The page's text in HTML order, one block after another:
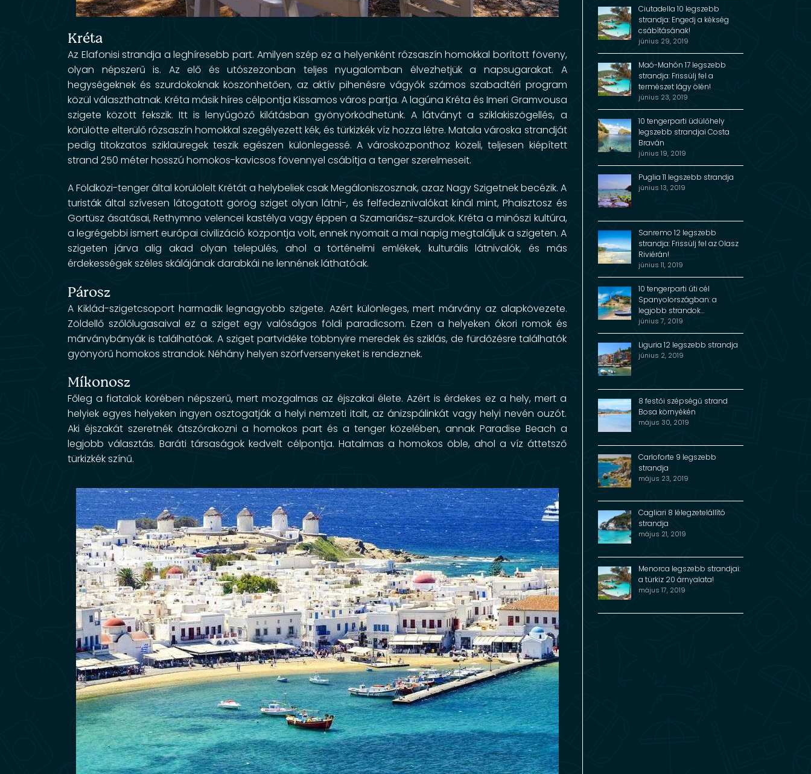
Kréta
Az Elafonisi strandja a leghíresebb part. Amilyen szép ez a helyenként rózsaszín homokkal borított föveny,
olyan népszerű is. Az elő és utószezonban teljes nyugalomban élvezhetjük a napsugarakat. A
hegységeknek és szurdokoknak köszönhetően, az aktív pihenésre vágyók számos szabadtéri program
közül választhatnak. Kréta másik híres célpontjaKissamos város partja. A lagúna Kréta és Imeri Gramvousa
szigete között fekszik. Itt is lenyűgöző kilátásban gyönyörködhetünk. A látványt a sziklakiszögellés, a
körülötte elterülő rózsaszín homokkal szegélyezett kék, és türkizkék víz hozza létre.Matala városka strandját
pedig titokzatos sziklaüregek teszik egészen különlegessé. A városközponthoz közeli, teljesen kiépített
strand 250 méter hosszú homokos-kavicsos fövennyel csábítja a tenger szerelmeseit.
A Földközi-tenger által körülölelt Krétát a helybeliek csak Megáloniszosznak, azaz Nagy Szigetnek becézik. A
turisták által szívesen látogatott görög sziget olyan látni-, és felfedeznivalókat kínál mint, Phaisztosz és
Gortüsz ásatásai, Rethymno velencei kastélya vagy éppen a Szamariász-szurdok. Kréta a minószi kultúra,
a legrégebbi ismert európai civilizáció központja volt, ennek nyomait a mai napig megtaláljuk a szigeten. A
szigeten járva alig akad olyan település, ahol a történelmi emlékek, kulturális látnivalók, és más
érdekességek széles skálájának darabkái ne lennének láthatóak.
Párosz
A Kiklád-szigetcsoport harmadik legnagyobb szigete. Azért különleges, mert márvány az alapkövezete.
Zöldellő szőlőlugasaival ez a sziget egy valóságos földi paradicsom. Ezen a helyeken ókori romok és
márványbányák is találhatóak. A sziget partvidéke többnyire meredek és sziklás, de fürdőzésre találhatók
gyönyörű homokos strandok. Néhány helyen szörfversenyeket is rendeznek.
Míkonosz
Főleg a fiatalok körében népszerű, mert mozgalmas az éjszakai élete. Azért is érdekes ez a hely, mert a
helyiek egyes helyeken ingyen osztogatják a helyi nemzeti italt, az ánizspálinkát vagy helyi nevén ouzót.
Aki éjszakát szeretnék átszórakozni a homokos part és a tenger közelében, annak Paradise Beach a
legjobb választás. Baráti társaságok kedvelt célpontja. Hatalmas a homokos öble, ahol a víz áttetsző
türkizkék színű.
Ciutadella 10 legszebb
strandja: Engedj a kékség
csábításának!
június 29, 2019
Maó-Mahón 17 legszebb
strandja: Frissülj fel a
természet lágy ölén!
június 23, 2019
10 tengerparti üdülőhely
legszebb strandjai Costa
Braván
június 19, 2019
Puglia 11 legszebb strandja
június 13, 2019
Sanremo 12 legszebb
strandja: Frissülj fel az Olasz
Riviérán!
június 11, 2019
10 tengerparti úti cél
Spanyolországban: a
legjobb strandok…
június 7, 2019
Liguria 12 legszebb strandja
június 2, 2019
8 festői szépségű strand
Bosa környékén
május 30, 2019
Carloforte 9 legszebb
strandja
május 23, 2019
Cagliari 8 lélegzetelállító
strandja
május 21, 2019
Menorca legszebb strandjai:
a türkiz 20 árnyalata!
május 17, 2019